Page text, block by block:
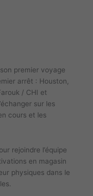
premier voyage
arrêt : Houston,
/ CHI et
sur les
cours et les
rejoindre l’équipe
en magasin
physiques dans le